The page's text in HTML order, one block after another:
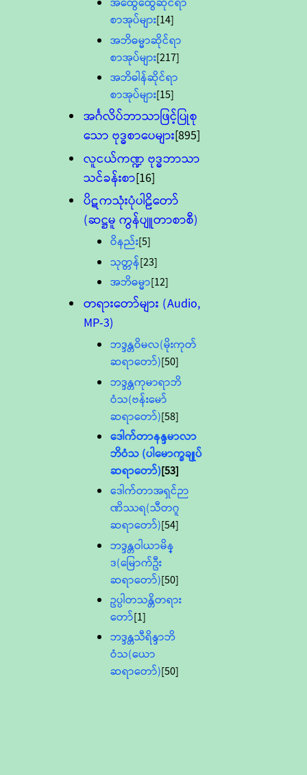
စာအုပ်များ[14]
အဘိဓမ္မာဆိုင်ရာ
စာအုပ်များ[217]
အဘိဓါန်ဆိုင်ရာ
စာအုပ်များ[15]
အင်္ဂလိပ်ဘာသာဖြင့်ပြုစု
သော ဗုဒ္ဓစာပေများ[895]
လူငယ်ကဏ္ဍ ဗုဒ္ဓဘာသာ
သင်ခန်းစာ[16]
ပိဋကသုံးပုံပါဠိတော်
(ဆဋ္ဌမူ ကွန်ပျူတာစာစီ)
ဝိနည်း[5]
သုတ္တန်[23]
အဘိဓမ္မာ[12]
တရားတော်များ (Audio,
MP-3)
ဘဒ္ဒန္တဝိမလ(မိုးကုတ်
ဆရာတော်)[50]
ဘဒ္ဒန္တကုမာရာဘိ
ဝံသ(ဗန်းမော်
ဆရာတော်)[58]
ဒေါက်တာနန္ဒမာလာ
ဘိဝံသ (ပါမောက္ခချုပ်
ဆရာတော်)[53]
ဒေါက်တာအရှင်ဉာ
ဏိဿရ(သီတဂူ
ဆရာတော်)[54]
ဘဒ္ဒန္တဝါယာမိန္
ဒ(မြောက်ဦး
ဆရာတော်)[50]
ဥပ္ပါတသန္တိတရား
တော်[1]
ဘဒ္ဒန္တသီရိန္ဒာဘိ
ဝံသ(ယော
ဆရာတော်)[50]